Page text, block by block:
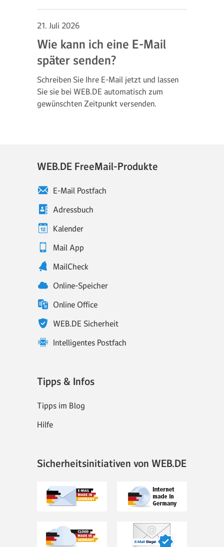
21. Juli 2026
Wie kann ich eine E-Mail
später senden?
Schreiben Sie Ihre E-Mail jetzt und lassen
Sie sie bei WEB.DE automatisch zum
gewünschten Zeitpunkt versenden.
WEB.DE FreeMail-Produkte
E-Mail Postfach
Adressbuch
Kalender
Mail App
MailCheck
Online-Speicher
Online Office
WEB.DE Sicherheit
Intelligentes Postfach
Tipps & Infos
Tipps im Blog
Hilfe
Sicherheitsinitiativen von WEB.DE